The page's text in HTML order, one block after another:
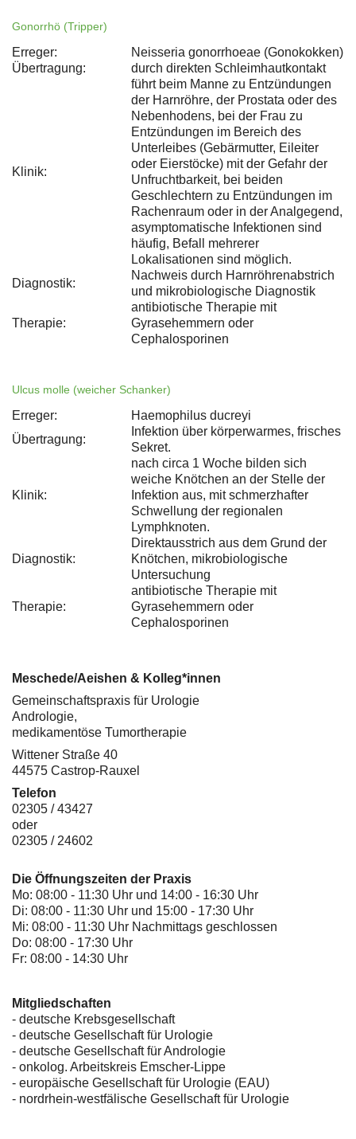
Gonorrhö (Tripper)
Erreger:
Neisseria gonorrhoeae (Gonokokken)
Übertragung:
durch direkten Schleimhautkontakt
Klinik:
führt beim Manne zu Entzündungen
der Harnröhre, der Prostata oder des
Nebenhodens, bei der Frau zu
Entzündungen im Bereich des
Unterleibes (Gebärmutter, Eileiter
oder Eierstöcke) mit der Gefahr der
Unfruchtbarkeit, bei beiden
Geschlechtern zu Entzündungen im
Rachenraum oder in der Analgegend,
asymptomatische Infektionen sind
häufig, Befall mehrerer
Lokalisationen sind möglich.
Diagnostik:
Nachweis durch Harnröhrenabstrich
und mikrobiologische Diagnostik
Therapie:
antibiotische Therapie mit
Gyrasehemmern oder
Cephalosporinen
Ulcus molle (weicher Schanker)
Erreger:
Haemophilus ducreyi
Übertragung:
Infektion über körperwarmes, frisches
Sekret.
Klinik:
nach circa 1 Woche bilden sich
weiche Knötchen an der Stelle der
Infektion aus, mit schmerzhafter
Schwellung der regionalen
Lymphknoten.
Diagnostik:
Direktausstrich aus dem Grund der
Knötchen, mikrobiologische
Untersuchung
Therapie:
antibiotische Therapie mit
Gyrasehemmern oder
Cephalosporinen
Meschede/Aeishen & Kolleg*innen
Gemeinschaftspraxis für Urologie
Andrologie,
medikamentöse Tumortherapie
Wittener Straße 40
44575 Castrop-Rauxel
Telefon
02305 / 43427
oder
02305 / 24602
Die Öffnungszeiten der Praxis
Mo: 08:00 - 11:30 Uhr und 14:00 - 16:30 Uhr
Di: 08:00 - 11:30 Uhr und 15:00 - 17:30 Uhr
Mi: 08:00 - 11:30 Uhr Nachmittags geschlossen
Do: 08:00 - 17:30 Uhr
Fr: 08:00 - 14:30 Uhr
Mitgliedschaften
- deutsche Krebsgesellschaft
- deutsche Gesellschaft für Urologie
- deutsche Gesellschaft für Andrologie
- onkolog. Arbeitskreis Emscher-Lippe
- europäische Gesellschaft für Urologie (EAU)
- nordrhein-westfälische Gesellschaft für Urologie